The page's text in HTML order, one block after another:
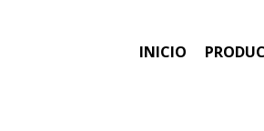
INICIO